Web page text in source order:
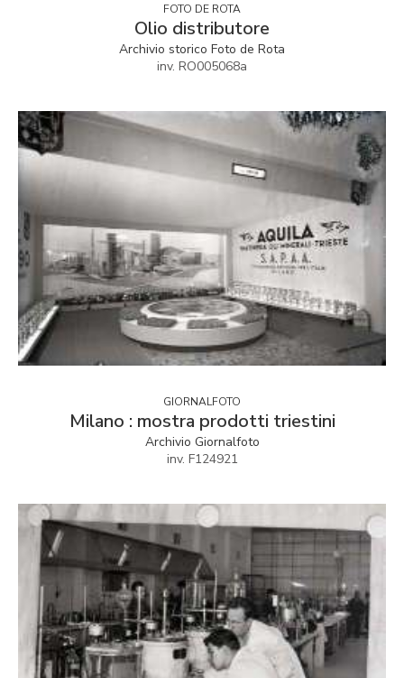
FOTO DE ROTA
Olio distributore
Archivio storico Foto de Rota
inv. RO005068a
GIORNALFOTO
Milano : mostra prodotti triestini
Archivio Giornalfoto
inv. F124921